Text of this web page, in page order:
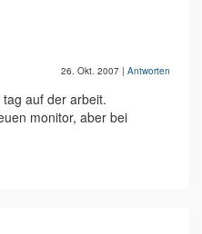
26. Okt. 2007 | Antworten
auf der arbeit.
monitor, aber bei